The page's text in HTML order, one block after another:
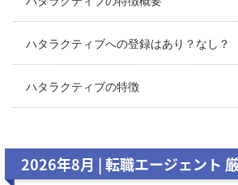
ハタラクティブへの登録はあり？なし？
ハタラクティブの特徴
2026年8月 | 転職エージェント